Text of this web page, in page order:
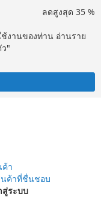
งานของท่าน อ่านราย
"
ค้า
นค้าที่ชื่นชอบ
สู่ระบบ
ลดสูงสุด 35 %